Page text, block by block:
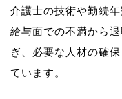
介護士の技術や勤続
給与面での不満から
ぎ、必要な人材の確
ています。